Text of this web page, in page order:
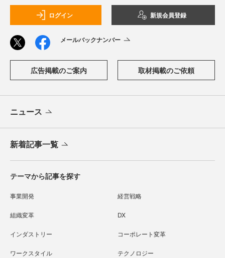
ログイン 新規会員登録
メールバックナンバー
広告掲載のご案内 取材掲載のご依頼
ニュース
新着記事一覧
テーマから記事を探す
事業開発 経営戦略
組織変革 DX
インダストリー コーポレート変革
ワークスタイル テクノロジー